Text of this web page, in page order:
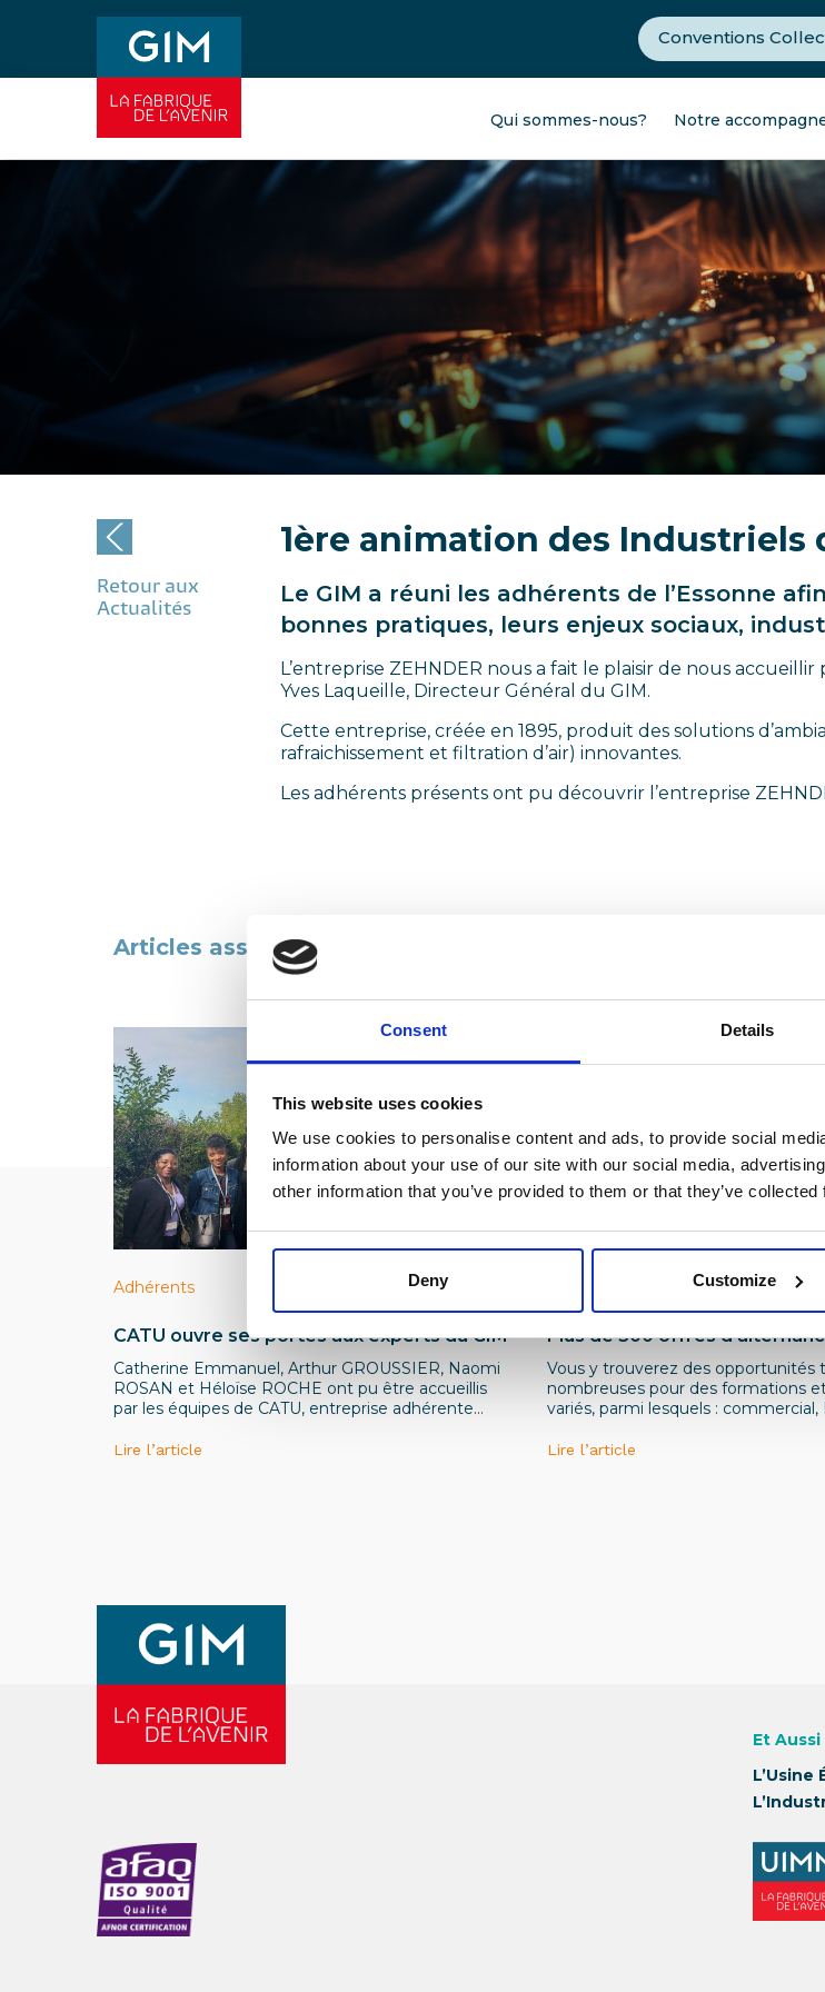
Consent Details
This website uses cookies
We use cookies to personalise content and ads, to provide social
information about your use of our site with our social media,
other information that you’ve provided to them or that they’ve
Deny Customize
Conventions
Qui sommes-nous? Notre
Retour aux
Actualités
1ère animation des Industriels
Le GIM a réuni les adhérents de l’Essonne
bonnes pratiques, leurs enjeux sociaux,
L’entreprise ZEHNDER nous a fait le plaisir de nous
Yves Laqueille, Directeur Général du GIM.
Cette entreprise, créée en 1895, produit des solutions
rafraichissement et filtration d’air) innovantes.
Les adhérents présents ont pu découvrir l’entreprise
Articles associés
Adhérents
CATU ouvre ses portes aux experts du GIM
Catherine Emmanuel, Arthur GROUSSIER, Naomi
ROSAN et Héloïse ROCHE ont pu être accueillis
par les équipes de CATU, entreprise adhérente
Lire l’article
Plus de 500 offres
l’industrie de la branche
Île-de-France sur le site
!
Vous y trouverez des opportunités
nombreuses pour des formations
variés, parmi lesquels : commercial,
automatisme, gestion de projets,
Lire l’article
Et Aussi
L’Usine